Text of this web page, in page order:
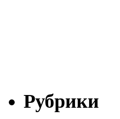
Рубрики